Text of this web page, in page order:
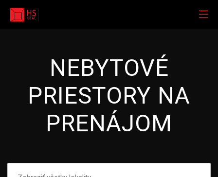
NEBYTOVÉ
PRIESTORY NA
PRENÁJOM